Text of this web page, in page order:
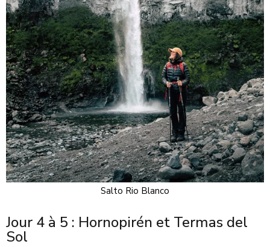
Salto Rio Blanco
Jour 4 à 5 : Hornopirén et Termas del
Sol